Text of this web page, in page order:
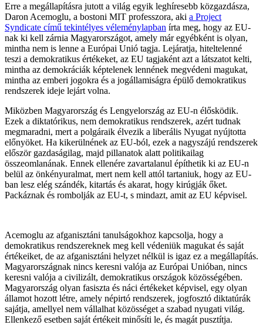
Erre a megállapításra jutott a világ egyik leghíresebb közgazdásza,
Daron Acemoglu, a bostoni MIT professzora, aki a Project
Syndicate című tekintélyes véleménylapban írta meg, hogy az EU-
nak ki kell zárnia Magyarországot, amely már egyébként is olyan,
mintha nem is lenne a Európai Unió tagja. Lejáratja, hiteltelenné
teszi a demokratikus értékeket, az EU tagjaként azt a látszatot kelti,
mintha az demokráciák képtelenek lennének megvédeni magukat,
mintha az emberi jogokra és a jogállamiságra épülő demokratikus
rendszerek ideje lejárt volna.
Miközben Magyarország és Lengyelország az EU-n élősködik.
Ezek a diktatórikus, nem demokratikus rendszerek, azért tudnak
megmaradni, mert a polgáraik élvezik a liberális Nyugat nyújtotta
előnyöket. Ha kikerülnének az EU-ból, ezek a nagyszájú rendszerek
először gazdaságilag, majd pillanatok alatt politikailag
összeomlanának. Ennek ellenére zavartalanul építhetik ki az EU-n
belül az önkényuralmat, mert nem kell attól tartaniuk, hogy az EU-
ban lesz elég szándék, kitartás és akarat, hogy kirúgják őket.
Packáznak és rombolják az EU-t, s mindazt, amit az EU képvisel.
Acemoglu az afganisztáni tanulságokhoz kapcsolja, hogy a
demokratikus rendszereknek meg kell védeniük magukat és saját
értékeiket, de az afganisztáni helyzet nélkül is igaz ez a megállapítás.
Magyarországnak nincs keresni valója az Európai Unióban, nincs
keresni valója a civilizált, demokratikus országok közösségében.
Magyarország olyan fasiszta és náci értékeket képvisel, egy olyan
államot hozott létre, amely népirtó rendszerek, jogfosztó diktatúrák
sajátja, amellyel nem vállalhat közösséget a szabad nyugati világ.
Ellenkező esetben saját értékeit minősíti le, és magát pusztítja.